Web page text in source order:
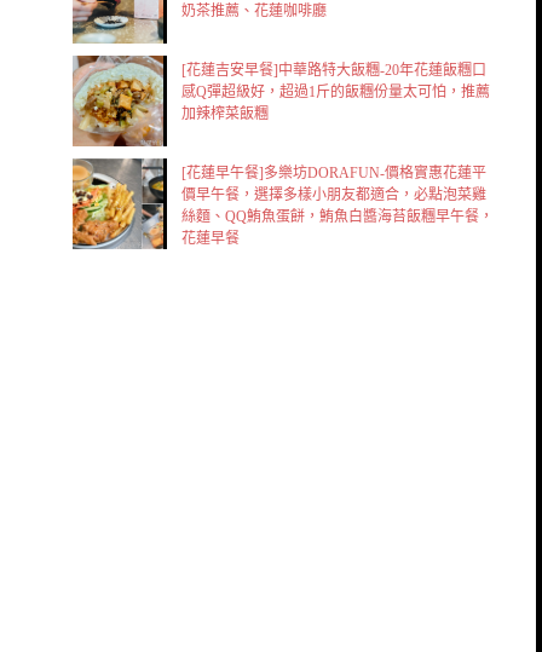
奶茶推薦、花蓮咖啡廳
[花蓮吉安早餐]中華路特大飯糰-20年花蓮飯糰口
感Q彈超級好，超過1斤的飯糰份量太可怕，推薦
加辣榨菜飯糰
[花蓮早午餐]多樂坊DORAFUN-價格實惠花蓮平
價早午餐，選擇多樣小朋友都適合，必點泡菜雞
絲麵、QQ鮪魚蛋餅，鮪魚白醬海苔飯糰早午餐，
花蓮早餐